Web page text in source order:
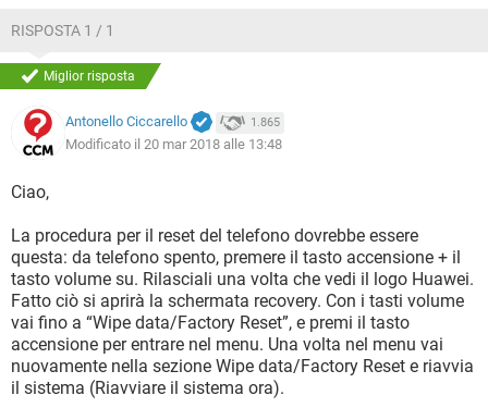
RISPOSTA 1 / 1
Miglior risposta
Antonello Ciccarello 1.865
Modificato il 20 mar 2018 alle 13:48
Ciao,
La procedura per il reset del telefono dovrebbe essere
questa: da telefono spento, premere il tasto accensione + il
tasto volume su. Rilasciali una volta che vedi il logo Huawei.
Fatto ciò si aprirà la schermata recovery. Con i tasti volume
vai fino a “Wipe data/Factory Reset”, e premi il tasto
accensione per entrare nel menu. Una volta nel menu vai
nuovamente nella sezione Wipe data/Factory Reset e riavvia
il sistema (Riavviare il sistema ora).